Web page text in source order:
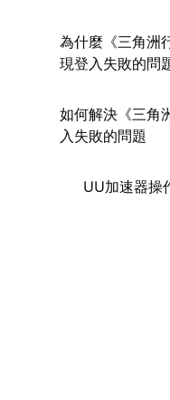
為什麼《三角洲
現登入失敗的問
如何解決《三角
入失敗的問題
UU加速器操